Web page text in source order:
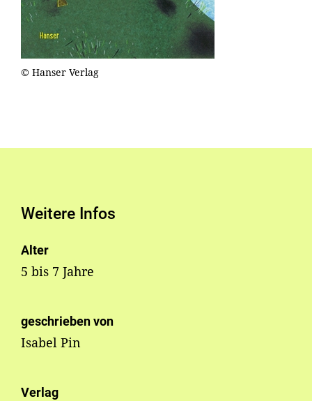
© Hanser Verlag
Weitere Infos
Alter
5 bis 7 Jahre
geschrieben von
Isabel Pin
Verlag